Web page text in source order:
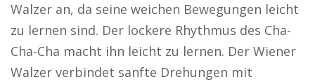
Walzer an, da seine weichen Bewegungen leicht
zu lernen sind. Der lockere Rhythmus des Cha-
Cha-Cha macht ihn leicht zu lernen. Der Wiener
Walzer verbindet sanfte Drehungen mit